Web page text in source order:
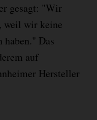
gesagt: "Wir
weil wir keine
haben." Das
auf
Hersteller